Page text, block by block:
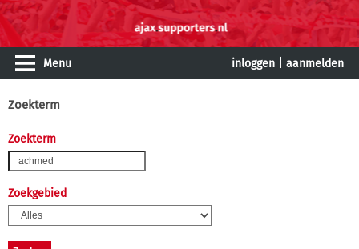
Menu inloggen aanmelden
Zoekterm
Zoekterm
Zoekgebied